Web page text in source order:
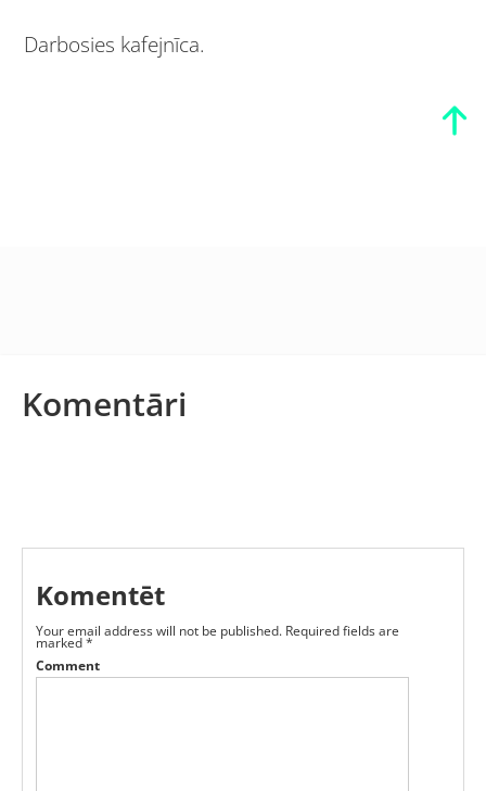
Darbosies kafejnīca.
Komentāri
Komentēt
Your email address will not be published. Required fields are
marked*
Comment